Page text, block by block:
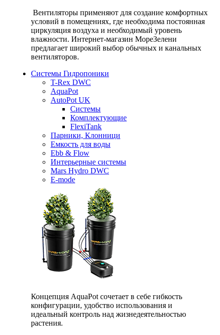
Вентиляторы применяют для создание комфортных
условий в помещениях, где необходима постоянная
циркуляция воздуха и необходимый уровень
влажности. Интернет-магазин МореЗелени
предлагает широкий выбор обычных и канальных
вентиляторов.
Системы Гидропоники
T-Rex DWC
AquaPot
AutoPot UK
Системы
Комплектующие
FlexiTank
Парники, Клонници
Емкость для воды
Ebb & Flow
Интерьерные системы
Mars Hydro DWC
E-mode
Концепция AquaPot сочетает в себе гибкость
конфигурации, удобство использования и
идеальный контроль над жизнедеятельностью
растения.